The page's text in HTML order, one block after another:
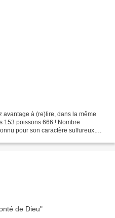
avantage à (re)lire, dans la même
153 poissons 666 ! Nombre
pour son caractère sulfureux,